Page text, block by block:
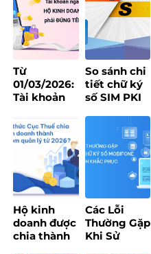
Từ
01/03/2026:
Tài khoản
của hộ kinh
doanh bắt
buộc phải
đúng tên
đăng ký
So sánh chi
tiết chữ ký
số SIM PKI
Token – Nên
chọn loại
nào?
Hộ kinh
doanh được
chia thành
Các Lỗi
Thường Gặp
Khi Sử